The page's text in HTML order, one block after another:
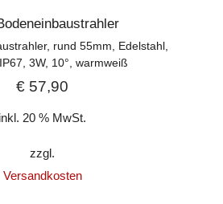
rund 55mm, Edelstahl,
3W, 10°, warmweiß
€ 57,90
inkl. 20 % MwSt.
zzgl.
Versandkosten